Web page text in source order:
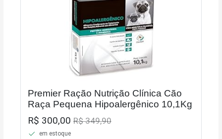
Premier Ração Nutrição Clínica Cão
Raça Pequena Hipoalergênico 10,1Kg
R$ 300,00R$ 349,90
em estoque